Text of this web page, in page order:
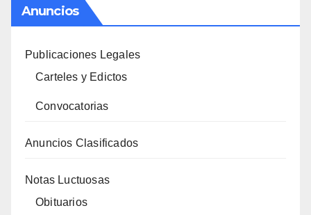
Anuncios
Publicaciones Legales
Carteles y Edictos
Convocatorias
Anuncios Clasificados
Notas Luctuosas
Obituarios